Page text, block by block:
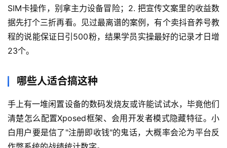
网
创
快
讯
SIM卡操作，别拿主力设备冒险；2. 把宣传文案里的收益数
据先打个三折再看。见过最离谱的案例，有个卖抖音养号教
程的说能保证日引500粉，结果学员实操最好的记录才日增
23个。
哪些人适合搞这种
手上有一堆闲置设备的数码发烧友或许能试试水，毕竟他们
清楚怎么配置Xposed框架、会用开发者模式隐藏特征。小
白用户要是信了"注册即收钱"的鬼话，大概率会沦为平台反